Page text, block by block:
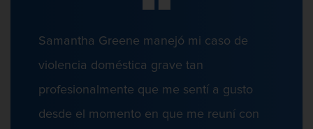
Agresión que causa lesiones
corporales graves
Asalto agravado
Samantha Greene manejó mi caso de
violencia doméstica grave tan
profesionalmente que me sentí a gusto
desde el momento en que me reuní con
Audiencias de Disposición
Aumento de Sentencia Para Pandillas